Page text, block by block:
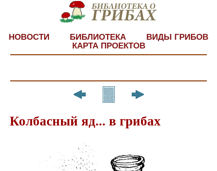
НОВОСТИ БИБЛИОТЕКА
ВИДЫ ГРИБОВ
КАРТА ПРОЕКТОВ
Колбасный яд... в грибах